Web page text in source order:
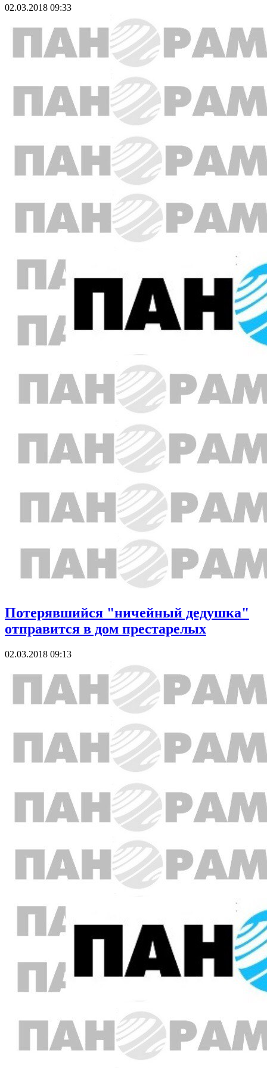
02.03.2018 09:33
Потерявшийся "ничейный дедушка"
отправится в дом престарелых
02.03.2018 09:13